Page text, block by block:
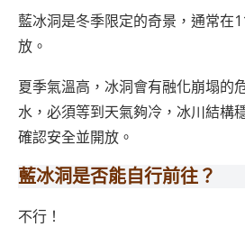
藍冰洞是冬季限定的奇景，通常在
放。
夏季氣溫高，冰洞會有融化崩塌的
水，必須等到天氣夠冷，冰川結構
確認安全並開放。
藍冰洞是否能自行前往？
不行！